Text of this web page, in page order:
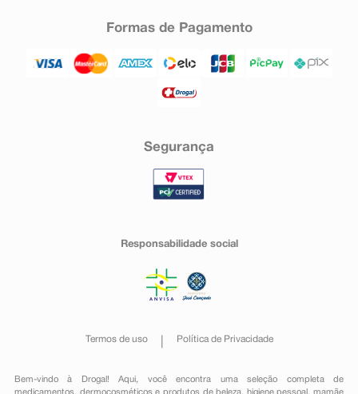
Formas de Pagamento
Segurança
Responsabilidade social
Termos de uso Política de Privacidade
Bem-vindo à Drogal! Aqui, você encontra uma seleção completa de
medicamentos , dermocosméticos e produtos de beleza, higiene pessoal ,mamãe